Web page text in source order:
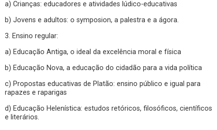
a) Crianças: educadores e atividades lúdico-educativas
b) Jovens e adultos: o symposion, a palestra e a ágora.
3. Ensino regular:
a) Educação Antiga, o ideal da excelência moral e física
b) Educação Nova, a educação do cidadão para a vida política
c) Propostas educativas de Platão: ensino público e igual para
rapazes e raparigas
d) Educação Helenística: estudos retóricos, filosóficos, científicos
e literários.